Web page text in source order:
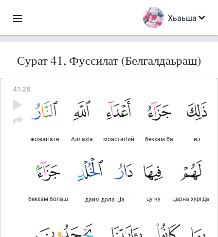
Хьаьша
Сурат 41, Фуссилат (Белгалдаьраш)
41 :28
из
бекхам ба
моастагlий
Аллахlа
жожагlате
царна хургда
цу чу
даим дола цlа
бекхам болаш